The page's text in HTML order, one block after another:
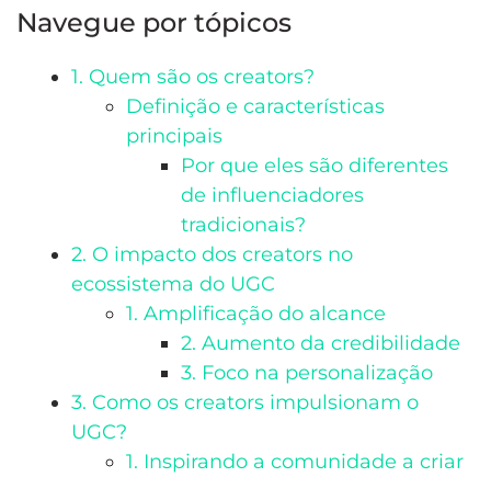
Navegue por tópicos
1. Quem são os creators?
Definição e características
principais
Por que eles são diferentes
de influenciadores
tradicionais?
2. O impacto dos creators no
ecossistema do UGC
1. Amplificação do alcance
2. Aumento da credibilidade
3. Foco na personalização
3. Como os creators impulsionam o
UGC?
1. Inspirando a comunidade a criar